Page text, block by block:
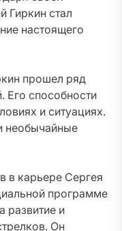
Гиркин стал
настоящего
прошел ряд
Его способности
и ситуациях.
необычайные
в карьере Сергея
программе
развитие и
Он